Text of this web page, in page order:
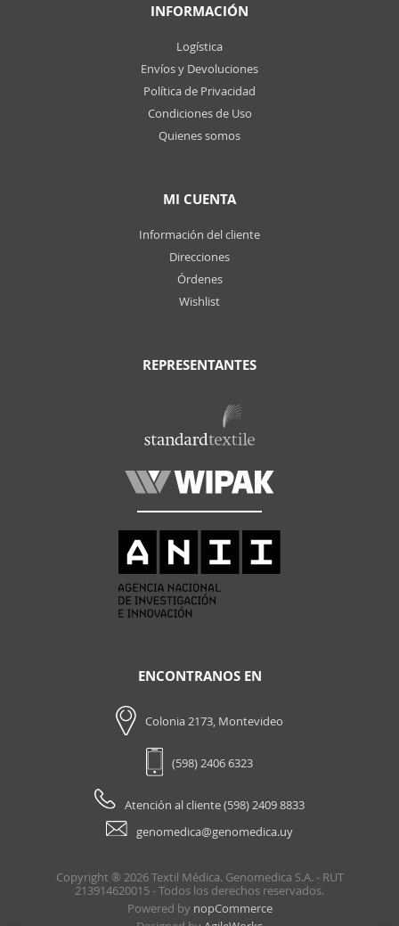
INFORMACIÓN
Logística
Envíos y Devoluciones
Política de Privacidad
Condiciones de Uso
Quienes somos
MI CUENTA
Información del cliente
Direcciones
Órdenes
Wishlist
REPRESENTANTES
ENCONTRANOS EN
Colonia 2173, Montevideo
(598) 2406 6323
Atención al cliente (598) 2409 8833
genomedica@genomedica.uy
Copyright ® 2026 Textil Médica. Genomedica S.A. - RUT
213914620015 - Todos los derechos reservados.
Powered by nopCommerce